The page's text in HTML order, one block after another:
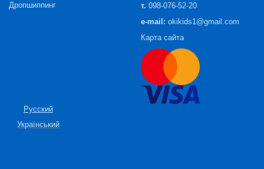
Дропшиппинг
т. 098-076-52-20
e-mail: okikids1@gmail.com
Карта сайта
Русский
Український